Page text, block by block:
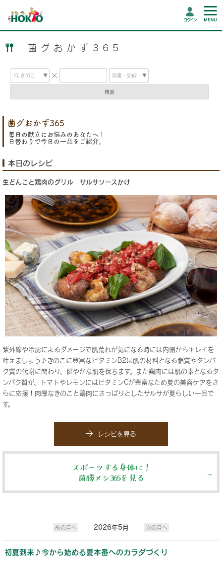
ログイン
菌グおかず365
検索
菌グおかず365
毎日の献立にお悩みのあなたへ！
日替わりで今日の一品をご紹介。
本日のレシピ
生どんこと鶏肉のグリル サルサソースかけ
紫外線や冷房によるダメージで肌荒れが気になる時には内側からキレイを
叶えましょう♪きのこに豊富なビタミンB2は肌の材料となる脂質やタンパ
ク質の代謝に関わり、健やかな肌を保ちます。また鶏肉には肌の素となるタ
ンパク質が、トマトやレモンにはビタミンCが豊富なため夏の美容ケアをさ
らに応援！肉厚なきのこと鶏肉にさっぱりとしたサルサが夏らしい一品で
す。
レシピを見る
スポーツする身体に！
菌勝メシ365を見る
2026年5月
前の月へ 次の月へ
初夏到来♪今から始める夏本番へのカラダづくり